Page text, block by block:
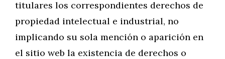
titulares los correspondientes derechos de
propiedad intelectual e industrial, no
implicando su sola mención o aparición en
el sitio web la existencia de derechos o